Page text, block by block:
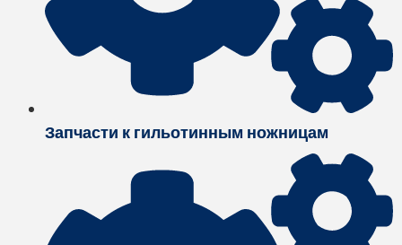
Запчасти к гильотинным ножницам